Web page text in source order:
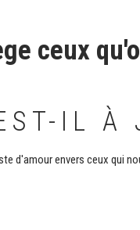
ceux
IL À
d'amour envers ceux qui